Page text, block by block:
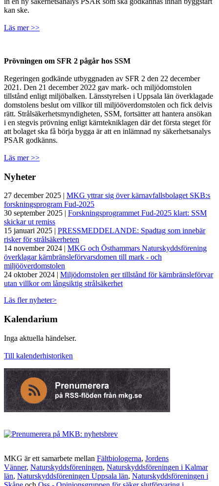
kan ske.
Läs mer >>
Prövningen om SFR 2 pågår hos SSM
Regeringen godkände utbyggnaden av SFR 2 den 22 december
2021. Den 21 december 2022 gav mark- och miljödomstolen
tillstånd enligt miljöbalken. Länsstyrelsen i Uppsala län överklagade
domstolens beslut om villkor till miljööverdomstolen och fick delvis
rätt. Strålsäkerhetsmyndigheten, SSM, fortsätter att hantera ansökan
i en stegvis prövning enligt kärntekniklagen där det första steget för
att bolaget ska få börja bygga är att en inlämnad ny säkerhetsanalys
PSAR godkänns.
Läs mer >>
Nyheter
27 december 2025 | MKG yttrar sig över kärnavfallsbolaget SKB:s
forskningsprogram Fud-2025
30 september 2025 | Forskningsprogrammet Fud-2025 klart: SSM
skickar ut remiss
15 januari 2025 | PRESSMEDDELANDE: Spadtag som innebär
risker för strålsäkerheten
14 november 2024 | MKG och Östhammars Naturskyddsförening
överklagar kärnbränsleförvarsdomen till mark - och
miljööverdomstolen
24 oktober 2024 | Miljödomstolen ger tillstånd för kärnbränsleförvar
utan villkor om långsiktig strålsäkerhet
Läs fler nyheter>
Kalendarium
Inga aktuella händelser.
Till kalenderhistoriken
MKG är ett samarbete mellan Fältbiologerna, Jordens
Vänner, Naturskyddsföreningen, Naturskyddsföreningen i Kalmar
län, Naturskyddsföreningen Uppsala län, Naturskyddsföreningen i